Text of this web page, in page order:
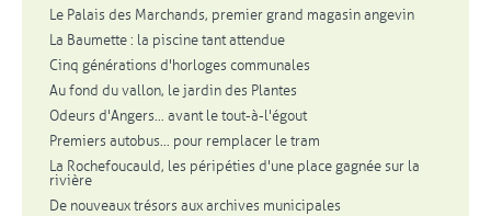
Le Palais des Marchands, premier grand magasin angevin
La Baumette : la piscine tant attendue
Cinq générations d'horloges communales
Au fond du vallon, le jardin des Plantes
Odeurs d'Angers... avant le tout-à-l'égout
Premiers autobus... pour remplacer le tram
La Rochefoucauld, les péripéties d'une place gagnée sur la
rivière
De nouveaux trésors aux archives municipales